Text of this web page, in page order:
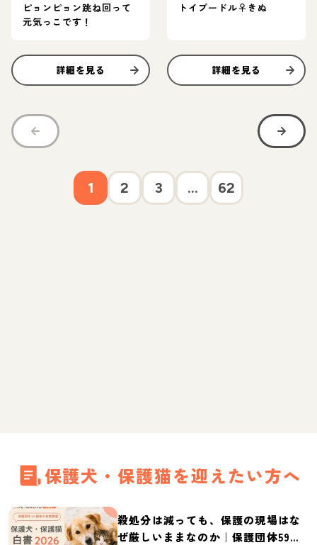
ピョンピョン跳ね回って
元気っこです！
詳細を見る
トイプードル♀きぬ
詳細を見る
1 2 3 ... 62
保護犬・保護猫を迎えたい方へ
殺処分は減っても、保護の現場はな
ぜ厳しいままなのか｜保護団体59団